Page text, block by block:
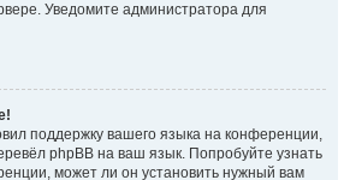
Уведомите администратора для
поддержку вашего языка на конференции,
phpBB на ваш язык. Попробуйте узнать
может ли он установить нужный вам